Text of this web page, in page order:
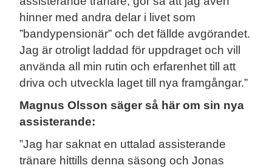
hinner med andra delar i livet som
”bandypensionär” och det fällde avgörandet.
Jag är otroligt laddad för uppdraget och vill
använda all min rutin och erfarenhet till att
driva och utveckla laget till nya framgångar.”
Magnus Olsson säger så här om sin nya
assisterande:
”Jag har saknat en uttalad assisterande
tränare hittills denna säsong och Jonas